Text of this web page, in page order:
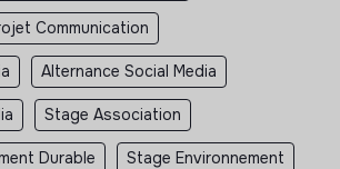
Communication
Alternance Social Media
Stage Association
Durable Stage Environnement